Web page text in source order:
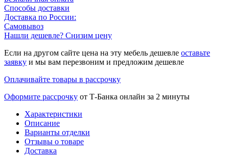
Способы доставки
Доставка по России:
Самовывоз
Нашли дешевле? Снизим цену
Если на другом сайте цена на эту мебель дешевле оставьте
заявку и мы вам перезвоним и предложим дешевле
Оплачивайте товары в рассрочку
Оформите рассрочку от Т-Банка онлайн за 2 минуты
Характеристики
Описание
Варианты отделки
Отзывы о товаре
Доставка